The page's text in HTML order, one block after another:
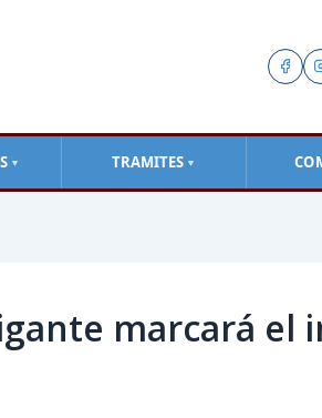
▼ TRAMITES ▼
marcará el